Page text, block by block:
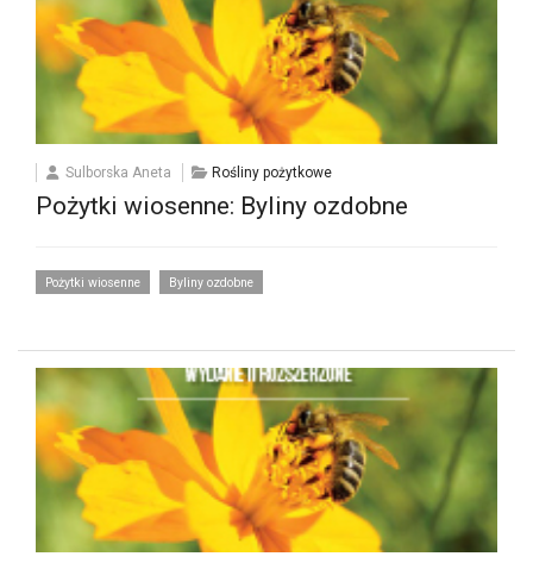
Sulborska Aneta Rośliny pożytkowe
Pożytki wiosenne: Byliny ozdobne
Pożytki wiosenne Byliny ozdobne